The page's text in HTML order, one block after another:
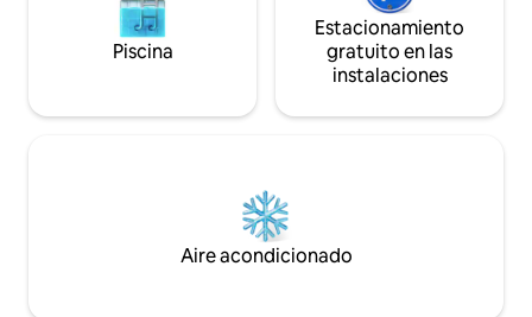
Piscina
Estacionamiento
gratuito en las
instalaciones
Aire acondicionado